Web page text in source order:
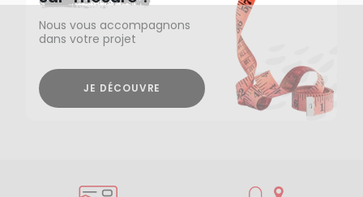
Nous vous accompagnons
dans votre projet
JE DÉCOUVRE